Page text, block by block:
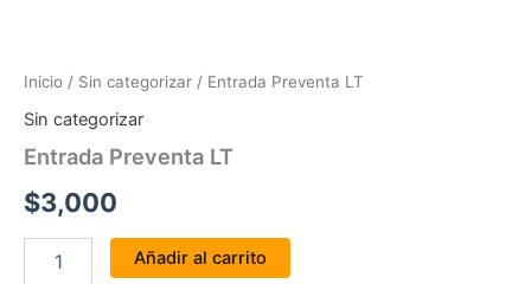
Inicio / Sin categorizar / Entrada Preventa LT
Sin categorizar
Entrada Preventa LT
$3,000
Añadir al carrito